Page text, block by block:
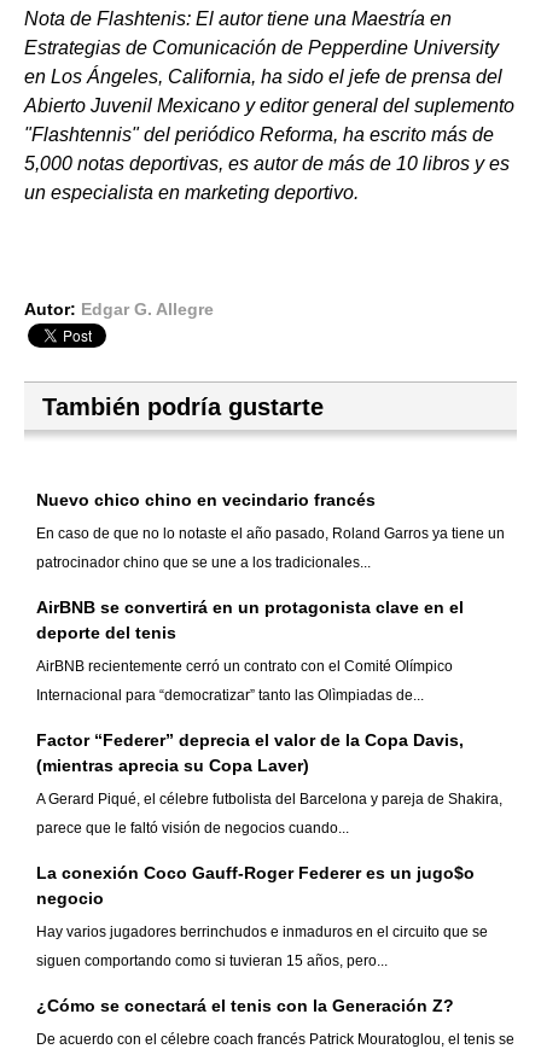
Nota de Flashtenis: El autor tiene una Maestría en
Estrategias de Comunicación de Pepperdine University
en Los Ángeles, California, ha sido el jefe de prensa del
Abierto Juvenil Mexicano y editor general del suplemento
"Flashtennis" del periódico Reforma, ha escrito más de
5,000 notas deportivas, es autor de más de 10 libros y es
un especialista en marketing deportivo.
Autor: Edgar G. Allegre
También podría gustarte
Nuevo chico chino en vecindario francés
En caso de que no lo notaste el año pasado, Roland Garros ya tiene un
patrocinador chino que se une a los tradicionales...
AirBNB se convertirá en un protagonista clave en el
deporte del tenis
AirBNB recientemente cerró un contrato con el Comité Olímpico
Internacional para “democratizar” tanto las Olìmpiadas de...
Factor “Federer” deprecia el valor de la Copa Davis,
(mientras aprecia su Copa Laver)
A Gerard Piqué, el célebre futbolista del Barcelona y pareja de Shakira,
parece que le faltó visión de negocios cuando...
La conexión Coco Gauff-Roger Federer es un jugo$o
negocio
Hay varios jugadores berrinchudos e inmaduros en el circuito que se
siguen comportando como si tuvieran 15 años, pero...
¿Cómo se conectará el tenis con la Generación Z?
De acuerdo con el célebre coach francés Patrick Mouratoglou, el tenis se